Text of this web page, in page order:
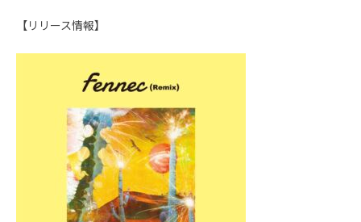
【リリース情報】